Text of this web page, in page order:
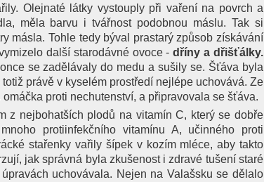
Olejnaté látky vystouply při vaření na povrch a
měla barvu i tvářnost podobnou máslu. Tak si
másla. Tohle tedy býval prastarý způsob získávání
další starodávné ovoce -dříny a dřišťálky.
se zadělávaly do medu a sušily se. Šťáva byla
právě v kyselém prostředí nejlépe uchovává. Ze
proti nechutenství, a připravovala se šťáva.
z nejbohatších plodů na vitamín C, který se dobře
protiinfekčního vitamínu A, učinného proti
stařenky vařily šípek v kozím mléce, aby takto
jak správná byla zkušenost i zdravé tušení staré
uchovávala. Nejen na Valašsku se dělalo